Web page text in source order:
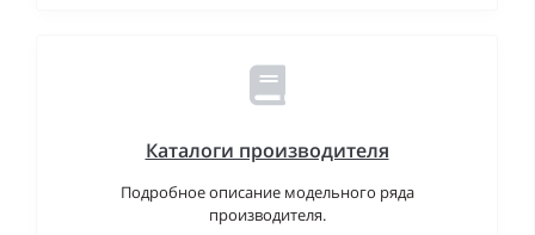
Каталоги производителя
Подробное описание модельного ряда
производителя.